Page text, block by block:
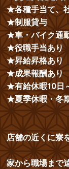
★各種手当て、
★制服貸与
★車・バイク通
★役職手当あり
★昇給昇格あり
★成果報酬あり
★有給休暇10日
★夏季休暇・冬
店舗の近くに寮
家から職場まで